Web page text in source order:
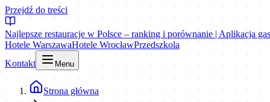
Przejdź do treści
Najlepsze restauracje w Polsce – ranking i porównanie | Aplikacja
Hotele WarszawaHotele WrocławPrzedszkola
Kontakt
Menu
Strona główna